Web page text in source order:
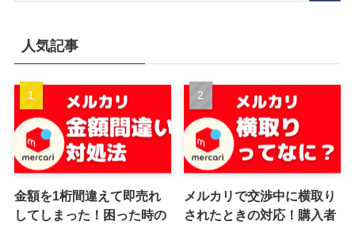
人気記事
金額を1桁間違えて即売れ
してしまった！困った時の
メルカリで交渉中に横取り
されたときの対応！購入者